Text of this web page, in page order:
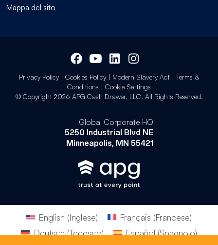
Mappa del sito
Privacy Policy| Cookies Policy| Modern Slavery Act| Terms &
Conditions | Cookie Settings
© Copyright 2026 APG Cash Drawer, LLC. All Rights Reserved.
Global Corporate HQ
5250 Industrial Blvd NE
Minneapolis, MN 55421
English (Inglese) Français (Francese)
Deutsch(Tedesco) Español(Spagnolo)